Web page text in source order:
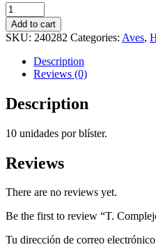
T.
Complejo
B
20ml
quantity
Add to cart
SKU: 240282 Categories: Aves,
Description
Reviews (0)
Description
10 unidades por blíster.
Reviews
There are no reviews yet.
Be the first to review “T.
Tu dirección de correo